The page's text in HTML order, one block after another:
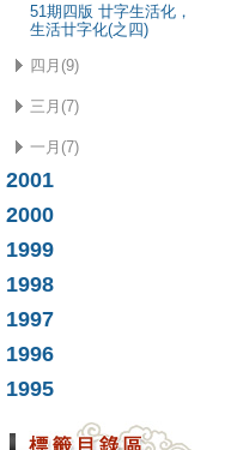
51期四版 廿字生活化，
生活廿字化(之四)
四月(9)
三月(7)
一月(7)
2001
2000
1999
1998
1997
1996
1995